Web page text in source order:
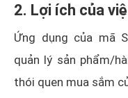
2. Lợi ích của
Ứng dụng của mã
quản lý sản phẩm/
thói quen mua sắm